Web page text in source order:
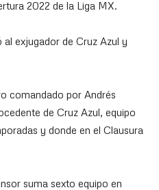
2022 de la Liga MX.
exjugador de Cruz Azul y
comandado por Andrés
de Cruz Azul, equipo
y donde en el Clausura
suma sexto equipo en